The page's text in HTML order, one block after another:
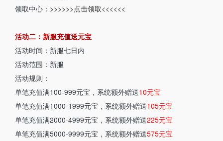
领取中心： >>>>>>点击领取<<<<<<
活动二：新服充值送元宝
活动时间：新服七日内
活动范围：新服
活动规则：
单笔充值满100-999元宝，系统额外赠送10元宝
单笔充值满1000-1999元宝，系统额外赠送105元宝
单笔充值满2000-4999元宝，系统额外赠送225元宝
单笔充值满5000-9999元宝，系统额外赠送575元宝